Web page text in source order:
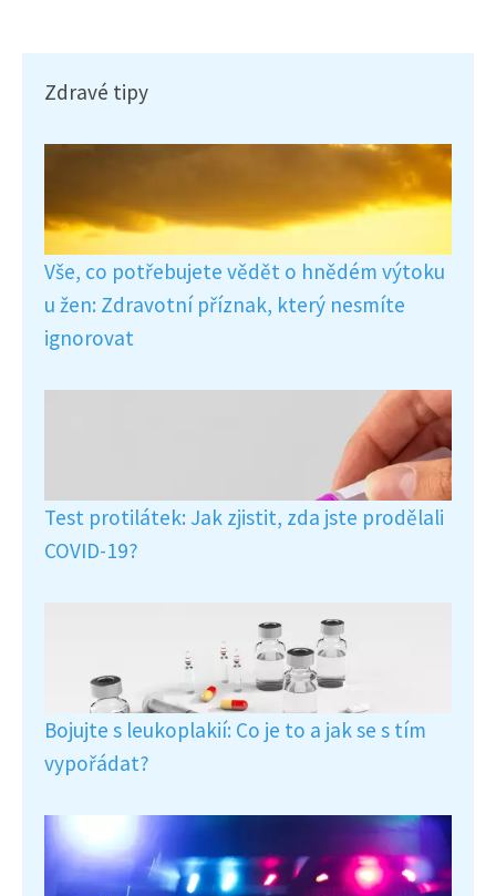
Zdravé tipy
Vše, co potřebujete vědět o hnědém výtoku
u žen: Zdravotní příznak, který nesmíte
ignorovat
Test protilátek: Jak zjistit, zda jste prodělali
COVID-19?
Bojujte s leukoplakií: Co je to a jak se s tím
vypořádat?